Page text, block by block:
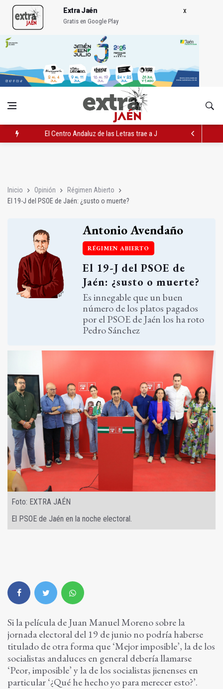
Extra Jaén
Gratis en Google Play
El Centro Andaluz de las Letras trae a Jaén al filósofo Omar
Inicio Opinión
Régimen Abierto
El 19-J del PSOE de Jaén: ¿susto o muerte?
Antonio Avendaño
RÉGIMEN ABIERTO
El 19-J del PSOE de
Jaén: ¿susto o muerte?
Es innegable que un buen
número de los platos pagados
por el PSOE de Jaén los ha roto
Pedro Sánchez
Foto: EXTRA JAÉN
El PSOE de Jaén en la noche electoral.
Si la película de Juan Manuel Moreno sobre la
jornada electoral del 19 de junio no podría haberse
titulado de otra forma que ‘Mejor imposible’, la de los
socialistas andaluces en general debería llamarse
‘Peor, imposible’ y la de los socialistas jienenses en
particular ‘¿Qué he hecho yo para merecer esto?’.